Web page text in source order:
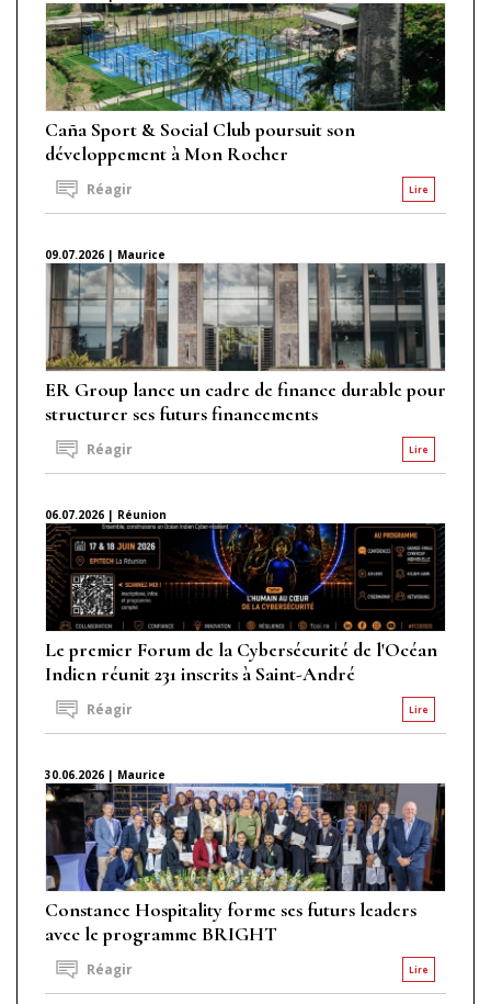
Caña Sport & Social Club poursuit son
développement à Mon Rocher
Lire
Réagir
09.07.2026 | Maurice
ER Group lance un cadre de finance durable pour
structurer ses futurs financements
Lire
Réagir
06.07.2026 | Réunion
Le premier Forum de la Cybersécurité de l'Océan
Indien réunit 231 inscrits à Saint-André
Lire
Réagir
30.06.2026 | Maurice
Constance Hospitality forme ses futurs leaders
avec le programme BRIGHT
Lire
Réagir